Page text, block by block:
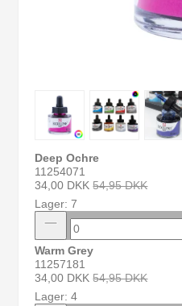
Deep Ochre
11254071
34,00 DKK 54,95 DKK
Lager: 7
Warm Grey
11257181
34,00 DKK 54,95 DKK
Lager: 4